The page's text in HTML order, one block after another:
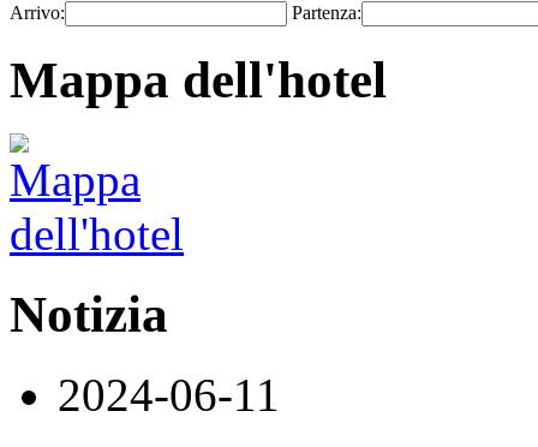
Arrivo: Partenza:
Mappa dell'hotel
Notizia
2024-06-11